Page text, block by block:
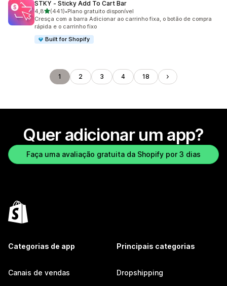
STKY ‑ Sticky Add To Cart Bar
4,8de 5 estrelas
(441)
441 avaliações ao todo
•Plano gratuito disponível
Cresça com a barra Adicionar ao carrinho fixa, o botão de compra
rápida e o carrinho fixo
Built for Shopify
1 2 3 4 18
Quer adicionar um app?
Faça uma avaliação gratuita da Shopify por 3 dias
Categorias de app
Canais de vendas
Principais categorias
Dropshipping